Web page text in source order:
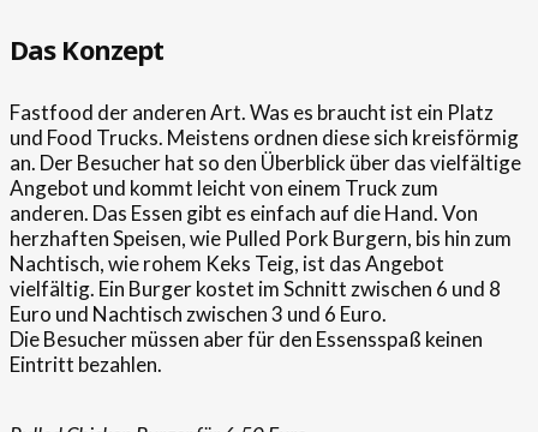
Das Konzept
Fastfood der anderen Art. Was es braucht ist ein Platz
und Food Trucks. Meistens ordnen diese sich kreisförmig
an. Der Besucher hat so den Überblick über das vielfältige
Angebot und kommt leicht von einem Truck zum
anderen. Das Essen gibt es einfach auf die Hand. Von
herzhaften Speisen, wie Pulled Pork Burgern, bis hin zum
Nachtisch, wie rohem Keks Teig, ist das Angebot
vielfältig. Ein Burger kostet im Schnitt zwischen 6 und 8
Euro und Nachtisch zwischen 3 und 6 Euro.
Die Besucher müssen aber für den Essensspaß keinen
Eintritt bezahlen.